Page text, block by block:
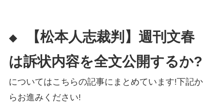
◆
【松本人志裁判】週刊文春
は訴状内容を全文公開するか?
についてはこちらの記事にまとめています!下記か
らお進みください!